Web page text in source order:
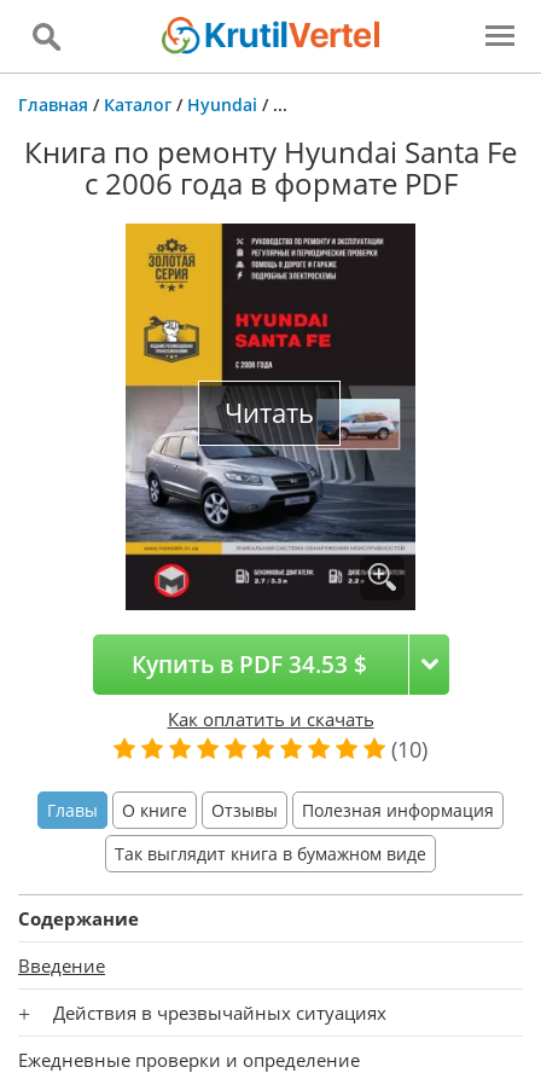
Главная / Каталог / Hyundai / ...
Книга по ремонту Hyundai Santa Fe
с 2006 года в формате PDF
Читать
Купить в PDF 34.53 $
Как оплатить и скачать
(10)
Главы О книге Отзывы
Полезная информация
Так выглядит книга в бумажном виде
Содержание
Введение
Действия в чрезвычайных ситуациях
Ежедневные проверки и определение